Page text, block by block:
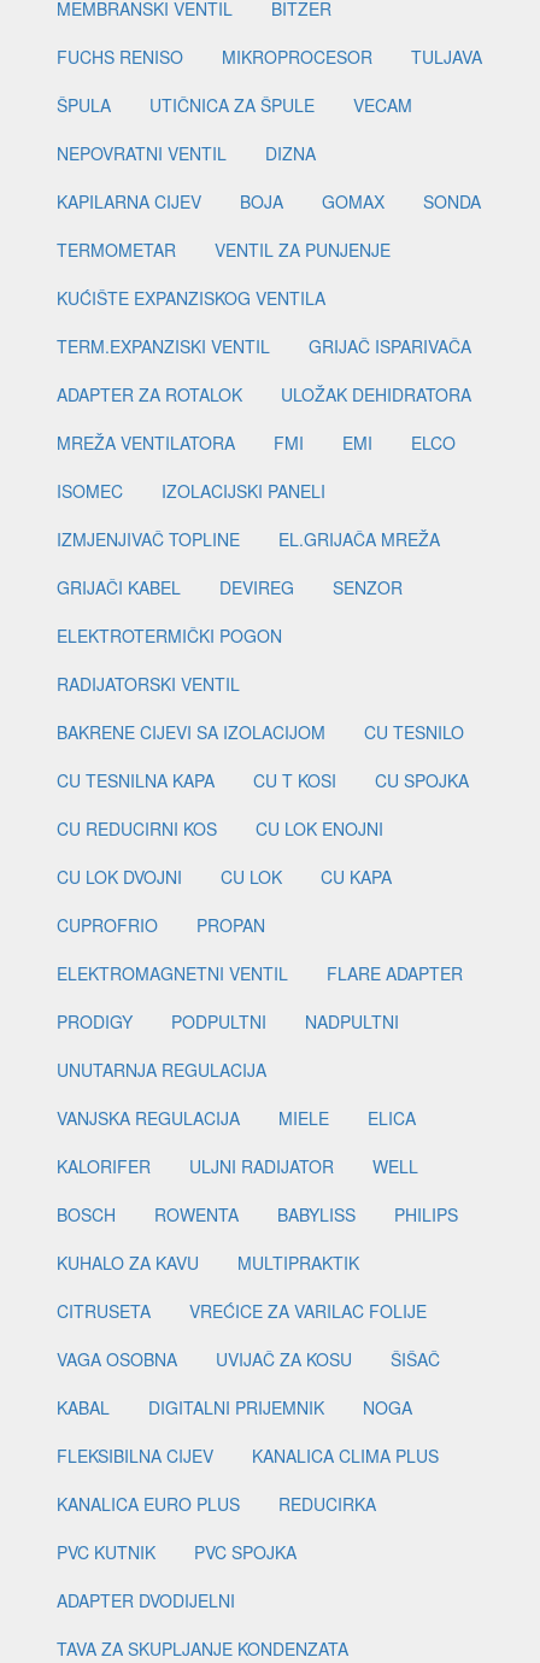
MEMBRANSKI VENTIL
BITZER
FUCHS RENISO
MIKROPROCESOR
TULJAVA
ŠPULA
UTIČNICA ZA ŠPULE
VECAM
NEPOVRATNI VENTIL
DIZNA
KAPILARNA CIJEV
BOJA GOMAX
SONDA
TERMOMETAR
VENTIL ZA PUNJENJE
KUĆIŠTE EXPANZISKOG VENTILA
TERM.EXPANZISKI VENTIL
GRIJAČ ISPARIVAČA
ADAPTER ZA ROTALOK
ULOŽAK DEHIDRATORA
MREŽA VENTILATORA
FMI EMI
ELCO
ISOMEC
IZOLACIJSKI PANELI
IZMJENJIVAČ TOPLINE
EL.GRIJAČA MREŽA
GRIJAČI KABEL
DEVIREG
SENZOR
ELEKTROTERMIČKI POGON
RADIJATORSKI VENTIL
BAKRENE CIJEVI SA IZOLACIJOM
CU TESNILO
CU TESNILNA KAPA
CU T KOSI
CU SPOJKA
CU REDUCIRNI KOS
CU LOK ENOJNI
CU LOK DVOJNI
CU LOK
CU KAPA
CUPROFRIO
PROPAN
ELEKTROMAGNETNI VENTIL
FLARE ADAPTER
PRODIGY
PODPULTNI
NADPULTNI
UNUTARNJA REGULACIJA
VANJSKA REGULACIJA
MIELE
ELICA
KALORIFER
ULJNI RADIJATOR
WELL
BOSCH
ROWENTA BABYLISS
PHILIPS
KUHALO ZA KAVU
MULTIPRAKTIK
CITRUSETA
VREĆICE ZA VARILAC FOLIJE
VAGA OSOBNA
UVIJAČ ZA KOSU
ŠIŠAČ
KABAL
DIGITALNI PRIJEMNIK
NOGA
FLEKSIBILNA CIJEV
KANALICA CLIMA PLUS
KANALICA EURO PLUS
REDUCIRKA
PVC KUTNIK
PVC SPOJKA
ADAPTER DVODIJELNI
TAVA ZA SKUPLJANJE KONDENZATA